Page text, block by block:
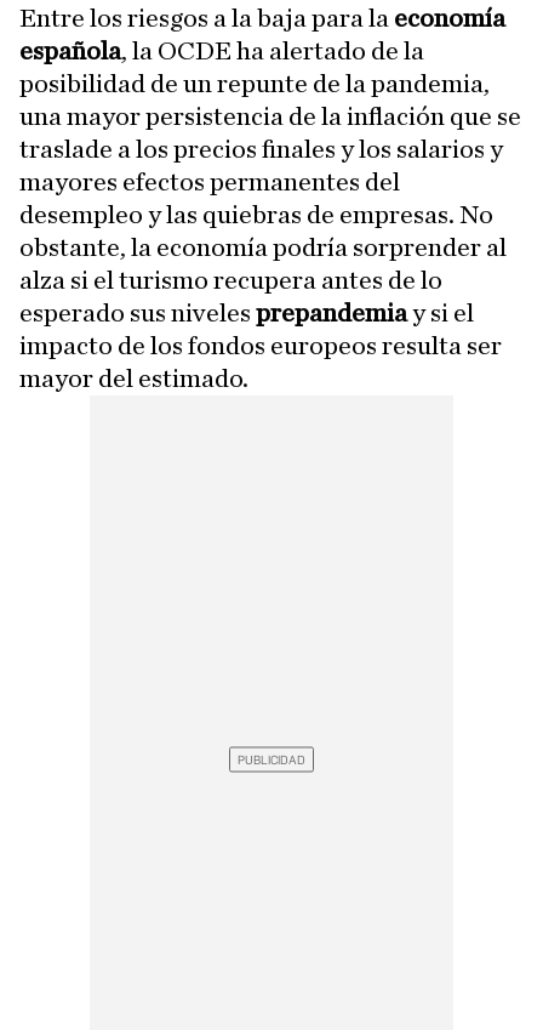
Entre los riesgos a la baja para la economía
española, la OCDE ha alertado de la
posibilidad de un repunte de la pandemia,
una mayor persistencia de la inflación que se
traslade a los precios finales y los salarios y
mayores efectos permanentes del
desempleo y las quiebras de empresas. No
obstante, la economía podría sorprender al
alza si el turismo recupera antes de lo
esperado sus niveles prepandemiay si el
impacto de los fondos europeos resulta ser
mayor del estimado.